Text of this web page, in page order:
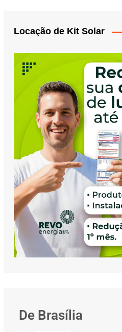
Locação de Kit Solar
De Brasília